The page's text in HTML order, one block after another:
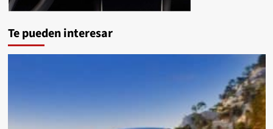
Te pueden interesar